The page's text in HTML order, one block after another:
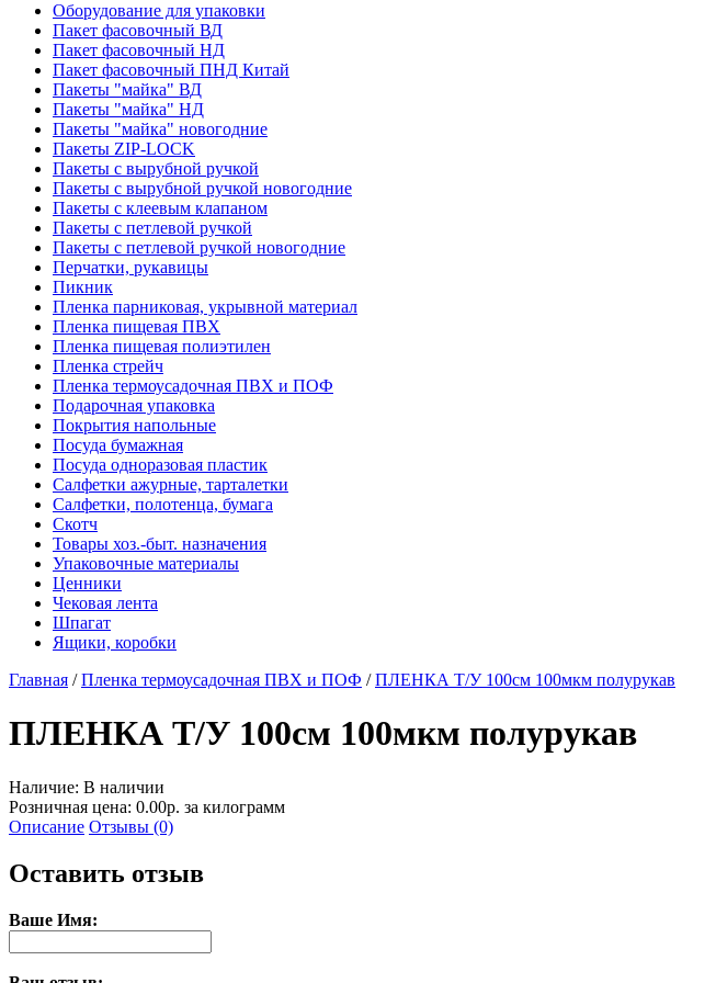
Оборудование для упаковки
Пакет фасовочный ВД
Пакет фасовочный НД
Пакет фасовочный ПНД Китай
Пакеты "майка" ВД
Пакеты "майка" НД
Пакеты "майка" новогодние
Пакеты ZIP-LOCK
Пакеты с вырубной ручкой
Пакеты с вырубной ручкой новогодние
Пакеты с клеевым клапаном
Пакеты с петлевой ручкой
Пакеты с петлевой ручкой новогодние
Перчатки, рукавицы
Пикник
Пленка парниковая, укрывной материал
Пленка пищевая ПВХ
Пленка пищевая полиэтилен
Пленка стрейч
Пленка термоусадочная ПВХ и ПОФ
Подарочная упаковка
Покрытия напольные
Посуда бумажная
Посуда одноразовая пластик
Салфетки ажурные, тарталетки
Салфетки, полотенца, бумага
Скотч
Товары хоз.-быт. назначения
Упаковочные материалы
Ценники
Чековая лента
Шпагат
Ящики, коробки
Главная /Пленка термоусадочная ПВХ и ПОФ /ПЛЕНКА Т/У 100см 100мкм полурукав
ПЛЕНКА Т/У 100см 100мкм полурукав
Наличие: В наличии
Розничная цена: 0.00р. за килограмм
Описание Отзывы (0)
Оставить отзыв
Ваше Имя: